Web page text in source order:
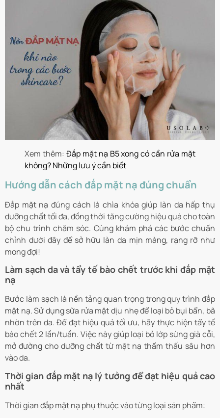
Xem thêm: Đắp mặt nạ B5 xong có cần rửa mặt
không? Những lưu ý cần biết
Hướng dẫn cách đắp mặt nạ đúng chuẩn
Đắp mặt nạ đúng cách là chìa khóa giúp làn da hấp thụ
dưỡng chất tối đa, đồng thời tăng cường hiệu quả cho toàn
bộ chu trình chăm sóc. Cùng khám phá các bước chuẩn
chỉnh dưới đây để sở hữu làn da mịn màng, rạng rỡ như
mong đợi!
Làm sạch da và tẩy tế bào chết trước khi đắp mặt
nạ
Bước làm sạch là nền tảng quan trọng trong quy trình đắp
mặt nạ. Sử dụng sữa rửa mặt dịu nhẹ để loại bỏ bụi bẩn, bã
nhờn trên da. Để đạt hiệu quả tối ưu, hãy thực hiện tẩy tế
bào chết 2 lần/tuần. Việc này giúp loại bỏ lớp sừng già cỗi,
mở đường cho dưỡng chất từ mặt nạ thẩm thấu sâu hơn
vào da.
Thời gian đắp mặt nạ lý tưởng để đạt hiệu quả cao
nhất
Thời gian đắp mặt nạ phụ thuộc vào từng loại sản phẩm: